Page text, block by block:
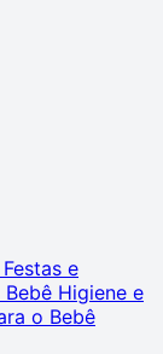
Festas e
Higiene e
o Bebê